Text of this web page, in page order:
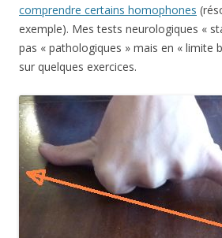
comprendre certains homophones
exemple). Mes tests neurologiques «
pas « pathologiques » mais en « limite
sur quelques exercices.